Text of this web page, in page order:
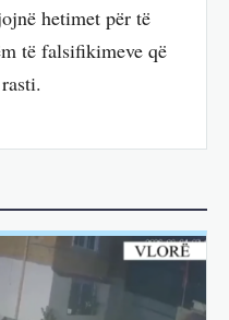
hetimet për të
të falsifikimeve që